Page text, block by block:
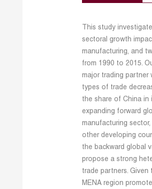
This study
sectoral growth
manufacturing, and
from 1990 to 2015.
major trading partner
types of trade
the share of China in
expanding forward
manufacturing
other developing
the backward global
propose a strong
trade partners.
MENA region